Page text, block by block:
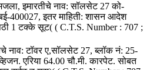
इमारतीचे नाव: सॉलसेट 27 को-
400027, इतर माहिती: शासन आदेश
1 टक्के सूट( ( C.T.S. Number : 707 ;
नाव: टॉवर ए,सॉलसेट 27, ब्लॉक नं: 25-
एरिया 64.00 चौ.मी. कारपेट. सोबत